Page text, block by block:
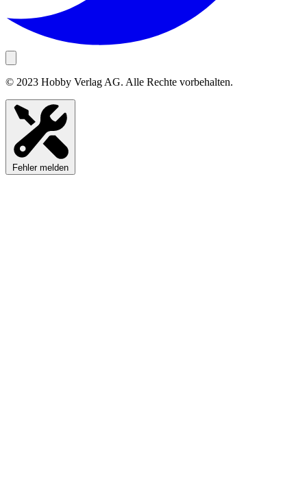
© 2023 Hobby Verlag AG. Alle Rechte vorbehalten.
Fehler melden